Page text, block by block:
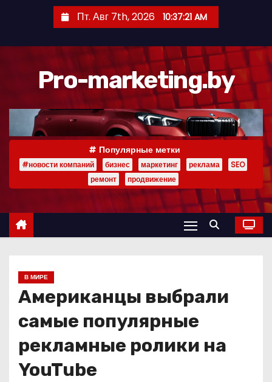
р
Пт. Авг 7th, 2026 10:37:22 AM
Pro-marketing.by
Популярные метки
#новости компаний бизнес маркетинг реклама
SEO
ремонт
продвижение
В МИРЕ
Американцы выбрали
самые популярные
рекламные ролики на
YouTube